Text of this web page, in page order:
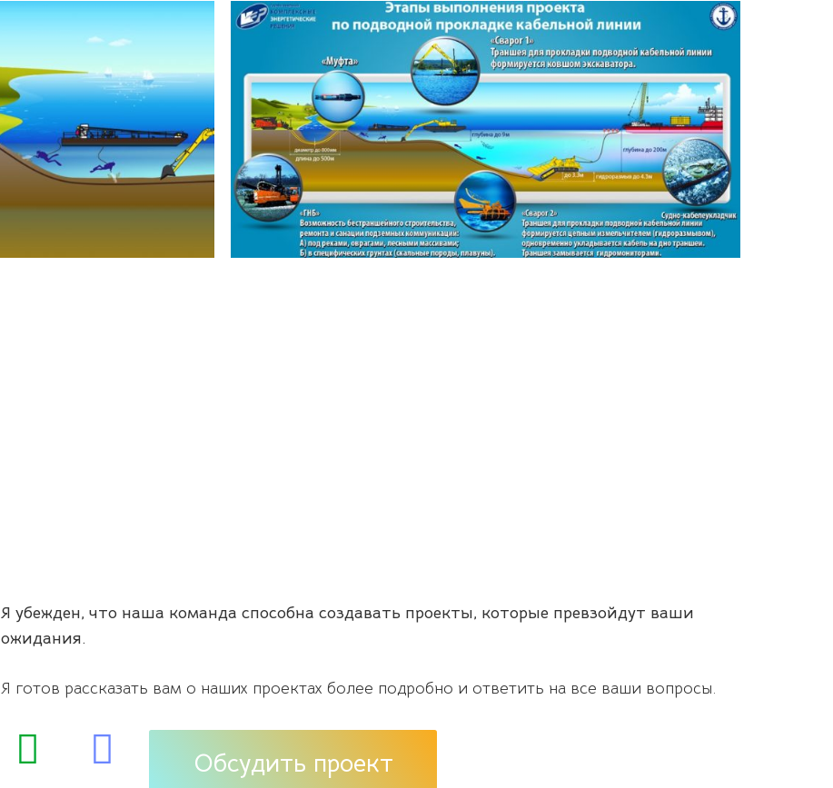
Я убежден, что наша команда способна создавать проекты, которые превзойдут ваши
ожидания.
Я готов рассказать вам о наших проектах более подробно и ответить на все ваши вопросы.
Обсудить проект